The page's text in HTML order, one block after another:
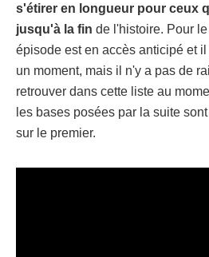
s'étirer en longueur pour ceux
jusqu'à la fin de l'histoire. Pour
épisode est en accès anticipé et
un moment, mais il n'y a pas de
retrouver dans cette liste au
les bases posées par la suite
sur le premier.